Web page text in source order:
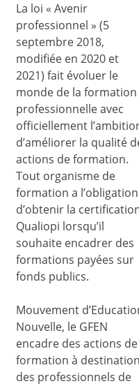
La loi « Avenir
professionnel » (5
septembre 2018,
modifiée en 2020 et
2021) fait évoluer le
monde de la formation
professionnelle avec
officiellement
d’améliorer la qualité
actions de formation.
Tout organisme de
formation a l’obligation
d’obtenir la
Qualiopi lorsqu’il
souhaite encadrer des
formations payées sur
fonds publics.
Mouvement
Nouvelle, le GFEN
encadre des actions de
formation à destination
des professionnels de